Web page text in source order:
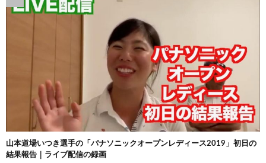
山本道場いつき選手の「パナソニックオープンレディース2019」初日の
結果報告｜ライブ配信の録画